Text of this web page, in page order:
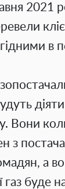
2021
в
Вони
з
а
газ буде